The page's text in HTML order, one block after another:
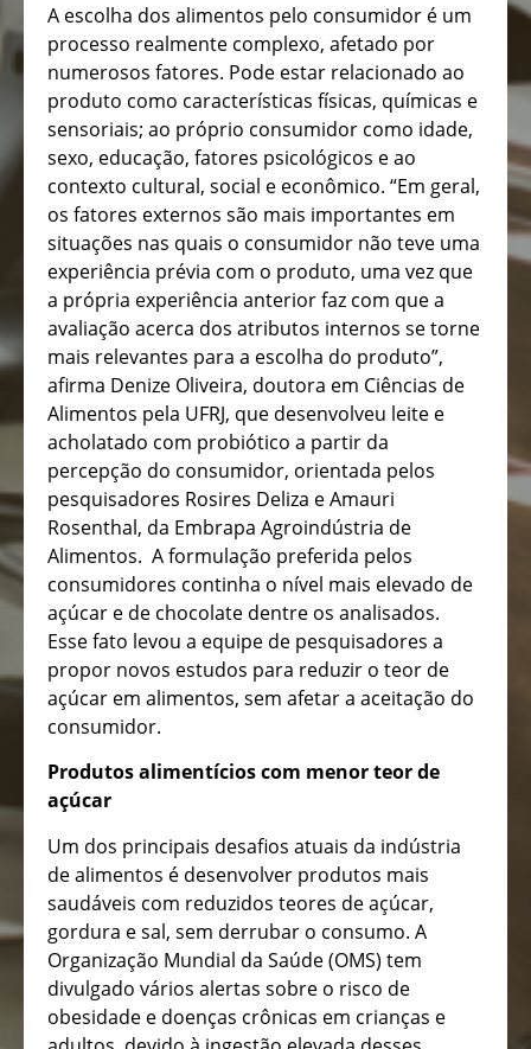
A escolha dos alimentos pelo consumidor é um
processo realmente complexo, afetado por
numerosos fatores. Pode estar relacionado ao
produto como características físicas, químicas e
sensoriais; ao próprio consumidor como idade,
sexo, educação, fatores psicológicos e ao
contexto cultural, social e econômico. “Em geral,
os fatores externos são mais importantes em
situações nas quais o consumidor não teve uma
experiência prévia com o produto, uma vez que
a própria experiência anterior faz com que a
avaliação acerca dos atributos internos se torne
mais relevantes para a escolha do produto”,
afirma Denize Oliveira, doutora em Ciências de
Alimentos pela UFRJ, que desenvolveu leite e
acholatado com probiótico a partir da
percepção do consumidor, orientada pelos
pesquisadores Rosires Deliza e Amauri
Rosenthal, da Embrapa Agroindústria de
Alimentos. A formulação preferida pelos
consumidores continha o nível mais elevado de
açúcar e de chocolate dentre os analisados.
Esse fato levou a equipe de pesquisadores a
propor novos estudos para reduzir o teor de
açúcar em alimentos, sem afetar a aceitação do
consumidor.
Produtos alimentícios com menor teor de
açúcar
Um dos principais desafios atuais da indústria
de alimentos é desenvolver produtos mais
saudáveis com reduzidos teores de açúcar,
gordura e sal, sem derrubar o consumo. A
Organização Mundial da Saúde (OMS) tem
divulgado vários alertas sobre o risco de
obesidade e doenças crônicas em crianças e